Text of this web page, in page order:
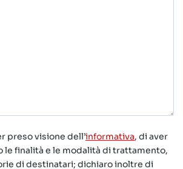
preso visione dell’informativa, di aver
le finalità e le modalità di trattamento,
di destinatari; dichiaro inoltre di